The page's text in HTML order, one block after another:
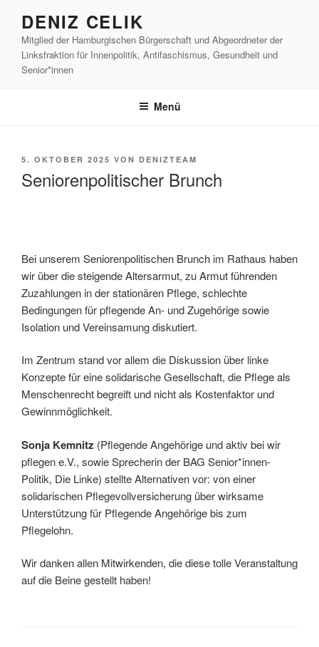
springen
DENIZ CELIK
Mitglied der Hamburgischen Bürgerschaft und Abgeordneter der
Linksfraktion für Innenpolitik, Antifaschismus, Gesundheit und
Senior*innen
Menü
VERÖFFENTLICHT
5. OKTOBER 2025 VON DENIZTEAM
Seniorenpolitischer Brunch
Bei unserem Seniorenpolitischen Brunch im Rathaus haben
wir über die steigende Altersarmut, zu Armut führenden
Zuzahlungen in der stationären Pflege, schlechte
Bedingungen für pflegende An- und Zugehörige sowie
Isolation und Vereinsamung diskutiert.
Im Zentrum stand vor allem die Diskussion über linke
Konzepte für eine solidarische Gesellschaft, die Pflege als
Menschenrecht begreift und nicht als Kostenfaktor und
Gewinnmöglichkeit.
Sonja Kemnitz (Pflegende Angehörige und aktiv bei wir
pflegen e.V., sowie Sprecherin der BAG Senior*innen-
Politik, Die Linke) stellte Alternativen vor: von einer
solidarischen Pflegevollversicherung über wirksame
Unterstützung für Pflegende Angehörige bis zum
Pflegelohn.
Wir danken allen Mitwirkenden, die diese tolle Veranstaltung
auf die Beine gestellt haben!